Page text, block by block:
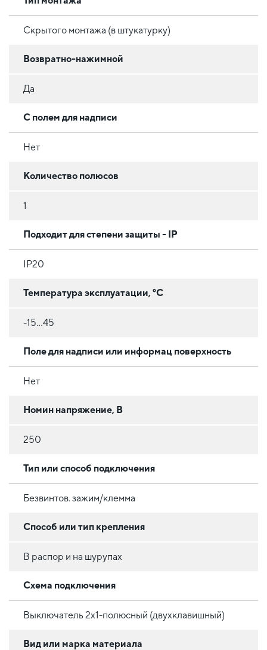
Скрытого монтажа (в штукатурку)
Возвратно-нажимной
Да
С полем для надписи
Нет
Количество полюсов
1
Подходит для степени защиты - IP
IP20
Температура эксплуатации, °C
-15...45
Поле для надписи или информац поверхность
Нет
Номин напряжение, В
250
Тип или способ подключения
Безвинтов. зажим/клемма
Способ или тип крепления
В распор и на шурупах
Схема подключения
Выключатель 2х1-полюсный (двухклавишный)
Вид или марка материала